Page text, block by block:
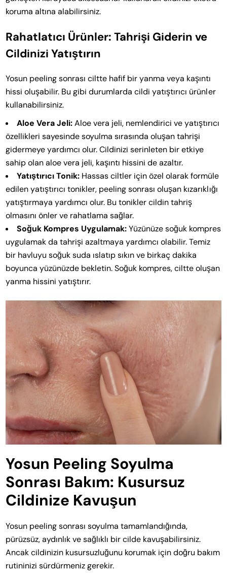
koruma altına alabilirsiniz.
Rahatlatıcı Ürünler: Tahrişi Giderin ve
Cildinizi Yatıştırın
Yosun peeling sonrası ciltte hafif bir yanma veya kaşıntı
hissi oluşabilir. Bu gibi durumlarda cildi yatıştırıcı ürünler
kullanabilirsiniz.
Aloe Vera Jeli:Aloe vera jeli, nemlendirici ve yatıştırıcı
özellikleri sayesinde soyulma sırasında oluşan tahrişi
gidermeye yardımcı olur. Cildinizi serinleten bir etkiye
sahip olan aloe vera jeli, kaşıntı hissini de azaltır.
Yatıştırıcı Tonik: Hassas ciltler için özel olarak formüle
edilen yatıştırıcı tonikler, peeling sonrası oluşan kızarıklığı
yatıştırmaya yardımcı olur. Bu tonikler cildin tahriş
olmasını önler ve rahatlama sağlar.
Soğuk Kompres Uygulamak:Yüzünüze soğuk kompres
uygulamak da tahrişi azaltmaya yardımcı olabilir. Temiz
bir havluyu soğuk suda ıslatıp sıkın ve birkaç dakika
boyunca yüzünüzde bekletin. Soğuk kompres, ciltte oluşan
yanma hissini yatıştırır.
Yosun Peeling Soyulma
Sonrası Bakım: Kusursuz
Cildinize Kavuşun
Yosun peeling sonrası soyulma tamamlandığında,
pürüzsüz, aydınlık ve sağlıklı bir cilde kavuşabilirsiniz.
Ancak cildinizin kusursuzluğunu korumak için doğru bakım
rutininizi sürdürmeniz gerekir.